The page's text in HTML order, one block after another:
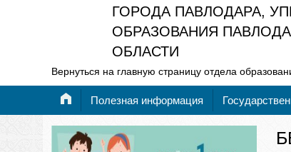
ГОРОДА ПАВЛОДАРА,
ОБРАЗОВАНИЯ
ОБЛАСТИ
Вернуться на главную страницу отдела
Полезная информация